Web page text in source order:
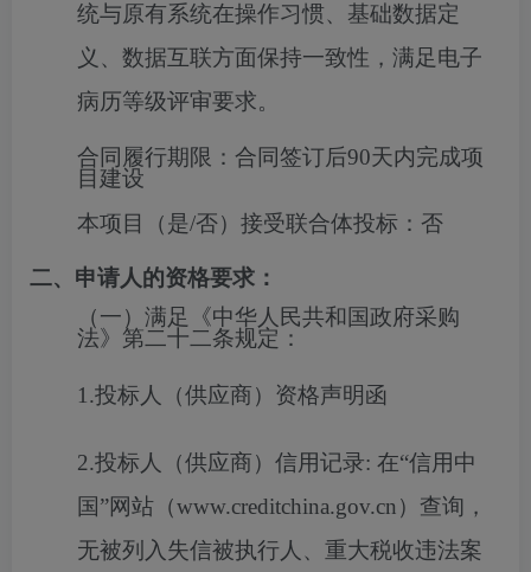
统与原有系统在操作习惯、基础数据定
义、数据互联方面保持一致性，满足电子
病历等级评审要求。
合同履行期限： 合同签订后90天内完成项
目建设
本项目（是/否）接受联合体投标： 否
二、申请人的资格要求：
（一）满足《中华人民共和国政府采购
法》第二十二条规定：
1.投标人（供应商）资格声明函
2.投标人（供应商）信用记录: 在“信用中
国”网站（www.creditchina.gov.cn）查询，
无被列入失信被执行人、重大税收违法案